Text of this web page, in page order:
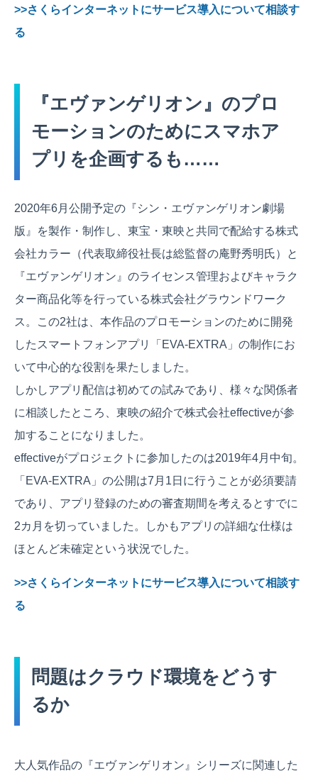
>>さくらインターネットにサービス導入について相談す
る
『エヴァンゲリオン』のプロ
モーションのためにスマホア
プリを企画するも……
2020年6月公開予定の『シン・エヴァンゲリオン劇場
版』を製作・制作し、東宝・東映と共同で配給する株式
会社カラー（代表取締役社長は総監督の庵野秀明氏）と
『エヴァンゲリオン』のライセンス管理およびキャラク
ター商品化等を行っている株式会社グラウンドワーク
ス。この2社は、本作品のプロモーションのために開発
したスマートフォンアプリ「EVA-EXTRA」の制作にお
いて中心的な役割を果たしました。
しかしアプリ配信は初めての試みであり、様々な関係者
に相談したところ、東映の紹介で株式会社effectiveが参
加することになりました。
effectiveがプロジェクトに参加したのは2019年4月中旬。
「EVA-EXTRA」の公開は7月1日に行うことが必須要請
であり、アプリ登録のための審査期間を考えるとすでに
2カ月を切っていました。しかもアプリの詳細な仕様は
ほとんど未確定という状況でした。
>>さくらインターネットにサービス導入について相談す
る
問題はクラウド環境をどうす
るか
大人気作品の『エヴァンゲリオン』シリーズに関連した